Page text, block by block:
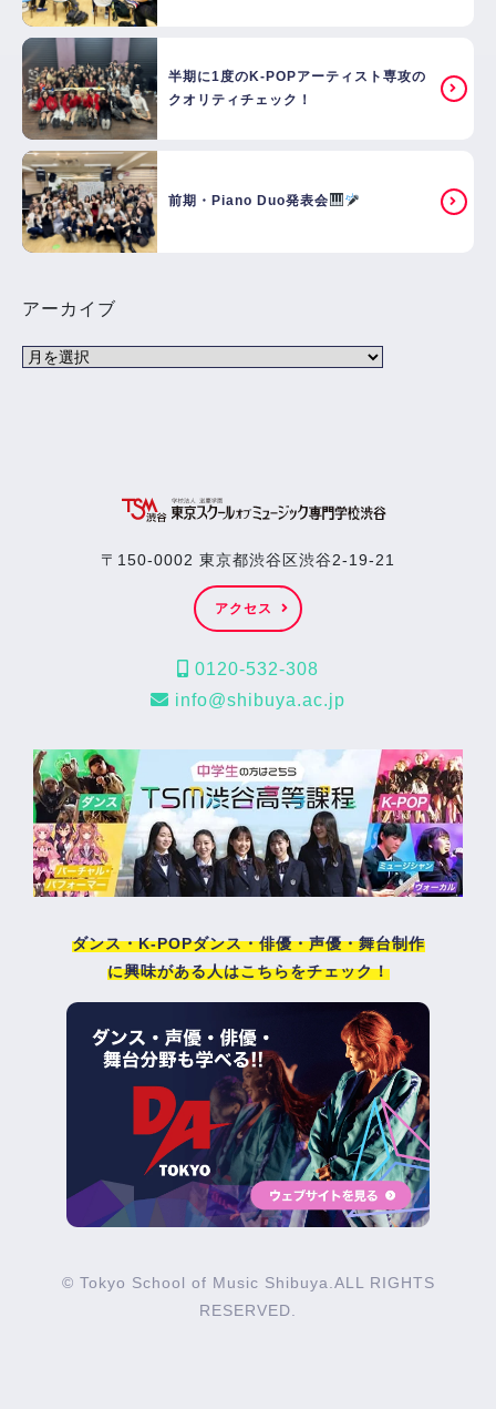
半期に1度のK-POPアーティスト専攻の
クオリティチェック！
前期・Piano Duo発表会
アーカイブ
〒150-0002 東京都渋谷区渋谷2-19-21
アクセス
0120-532-308
info@shibuya.ac.jp
ダンス・K-POPダンス・俳優・声優・舞台制作
に興味がある人はこちらをチェック！
© Tokyo School of Music Shibuya.ALL RIGHTS
RESERVED.